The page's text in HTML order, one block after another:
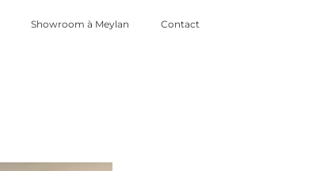
Showroom à Meylan Contact